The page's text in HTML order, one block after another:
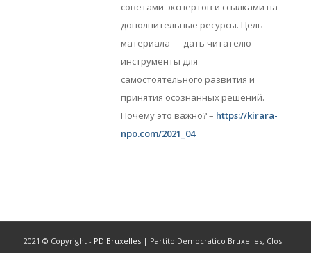
советами экспертов и ссылками на
дополнительные ресурсы. Цель
материала — дать читателю
инструменты для
самостоятельного развития и
принятия осознанных решений.
Почему это важно? – https://kirara-
npo.com/2021_04
2021 © Copyright - PD Bruxelles| Partito Democratico Bruxelles, Clos